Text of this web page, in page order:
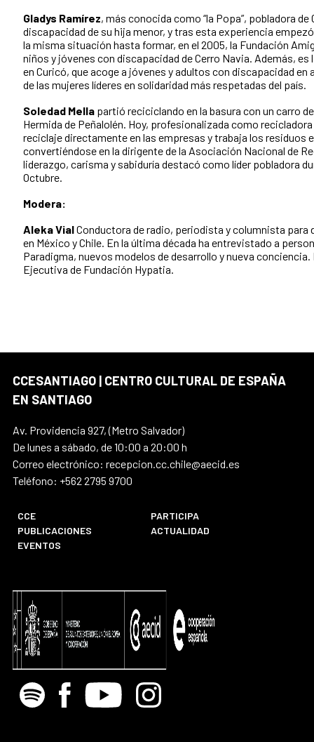
Gladys Ramírez, más conocida como “la Popa”, pobladora
discapacidad de su hija menor, y tras esta experiencia
la misma situación hasta formar, en el 2005, la Fundación
niños y jóvenes con discapacidad de Cerro Navia. Además, es
en Curicó, que acoge a jóvenes y adultos con discapacidad
de las mujeres líderes en solidaridad más respetadas del país.
Soledad Mella partió reciciclando en la basura con un carro
Hermida de Peñalolén. Hoy, profesionalizada como
reciclaje directamente en las empresas y trabaja los residuos
convertiéndose en la dirigente de la Asociación Nacional de
liderazgo, carisma y sabiduría destacó como líder pobladora
Octubre.
Modera:
Aleka VialConductora de radio, periodista y columnista
en México y Chile. En la última década ha entrevistado a
Paradigma, nuevos modelos de desarrollo y nueva
Ejecutiva de Fundación Hypatia.
CCESANTIAGO | CENTRO CULTURAL DE ESPAÑA
EN SANTIAGO
Av. Providencia 927, (Metro Salvador)
De lunes a sábado, de 10:00 a 20:00 h
Correo electrónico: recepcion.cc.chile@aecid.es
Teléfono: +562 2795 9700
CCE
PARTICIPA
PUBLICACIONES
ACTUALIDAD
EVENTOS
Spotify Facebook
Youtube Instagram